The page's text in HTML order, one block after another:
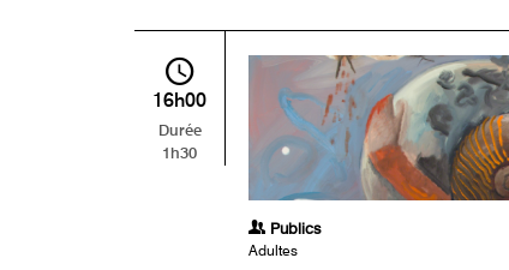
16h00
Durée
1h30
Publics
Adultes